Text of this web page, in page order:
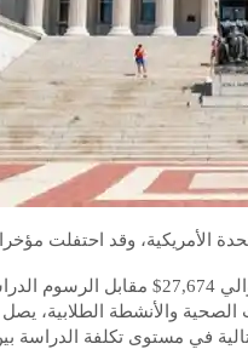
الأمريكية، وقد احتفلت مؤخرا
دفع الطلاب في الدراسات العامة لعام
في مستوى تكلفة الدراسة